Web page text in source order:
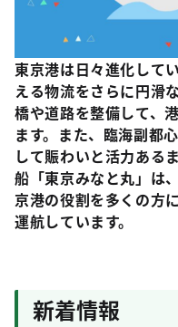
東京港は日々進化して
える物流をさらに円滑
橋や道路を整備して、
ます。また、臨海副都
して賑わいと活力ある
船「東京みなと丸」は
京港の役割を多くの方
運航しています。
新着情報